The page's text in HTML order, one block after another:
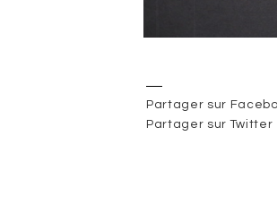
Partager sur
Partager sur Twitter